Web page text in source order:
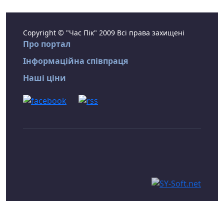
Copyright © "Час Пік" 2009 Всі права захищені
Про портал
Інформаційна співпраця
Наші ціни